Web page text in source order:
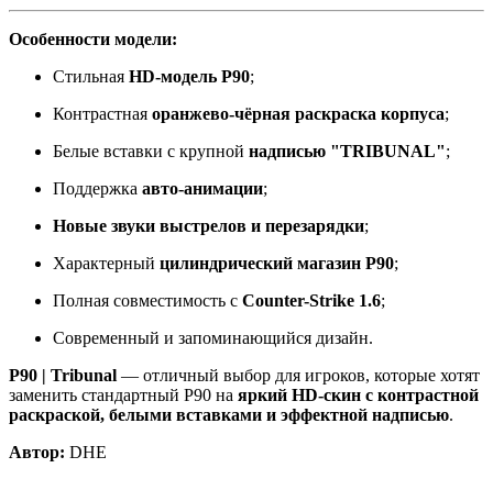
Особенности модели:
Стильная HD-модель P90;
Контрастная оранжево-чёрная раскраска корпуса;
Белые вставки с крупной надписью "TRIBUNAL";
Поддержка авто-анимации;
Новые звуки выстрелов и перезарядки;
Характерный цилиндрический магазин P90;
Полная совместимость с Counter-Strike 1.6;
Современный и запоминающийся дизайн.
P90 | Tribunal — отличный выбор для игроков, которые хотят
заменить стандартный P90 на яркий HD-скин с контрастной
раскраской, белыми вставками и эффектной надписью.
Автор: DHE